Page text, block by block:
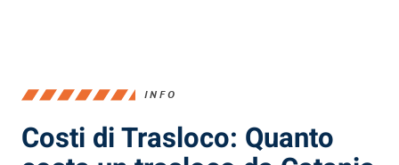
INFO
Costi di Trasloco: Quanto